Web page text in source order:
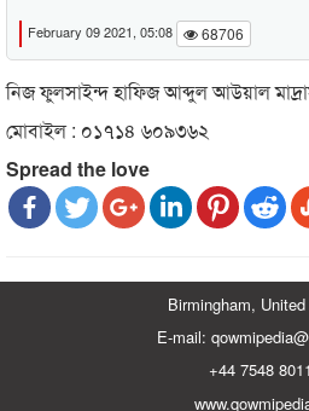
February 09 2021, 05:08 68706
নিজ ফুলসাইন্দ হাফিজ আব্দুল আউয়াল
মোবাইল : ০১৭১৪ ৬০৯৩৬২
Spread the love
Birmingham,
E-mail:
+44 7548